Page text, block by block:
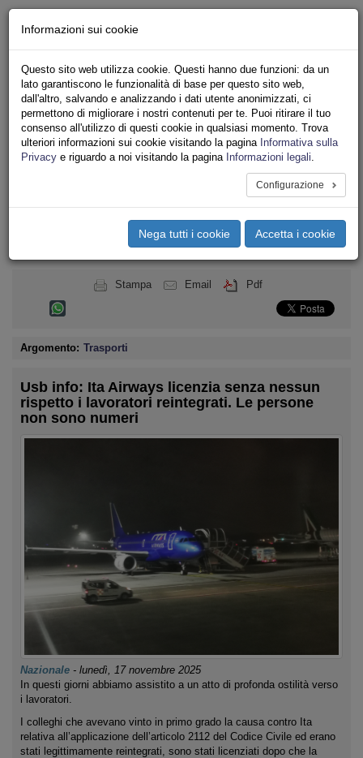
Iscriviti
Ricerca
Area Stampa
Privacy
TRASPORTI
navigation
Toggle
Stampa Email Pdf
Argomento: Trasporti
Usb info: Ita Airways licenzia senza nessun
rispetto i lavoratori reintegrati. Le persone
non sono numeri
Nazionale - lunedì, 17 novembre 2025
In questi giorni abbiamo assistito a un atto di profonda ostilità verso
i lavoratori.
I colleghi che avevano vinto in primo grado la causa contro Ita
relativa all’applicazione dell’articolo 2112 del Codice Civile ed erano
stati legittimamente reintegrati, sono stati licenziati dopo che la
Informazioni sui cookie
Questo sito web utilizza cookie. Questi hanno due funzioni: da un
lato garantiscono le funzionalità di base per questo sito web,
dall'altro, salvando e analizzando i dati utente anonimizzati, ci
permettono di migliorare i nostri contenuti per te. Puoi ritirare il tuo
consenso all'utilizzo di questi cookie in qualsiasi momento. Trova
ulteriori informazioni sui cookie visitando la pagina Informativa sulla
Privacy e riguardo a noi visitando la pagina Informazioni legali.
Configurazione
Nega tutti i cookie Accetta i cookie